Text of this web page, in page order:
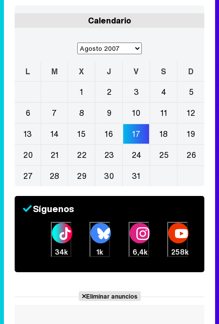
Calendario
L M X J V S
D
1
2 3 4
5
6
7 8 9 10 11
12
13
14 15 16 17 18
19
20
21 22 23 24 25
26
27
28 29 30 31
Síguenos
34k 1k 6,4k 258k
Eliminar anuncios